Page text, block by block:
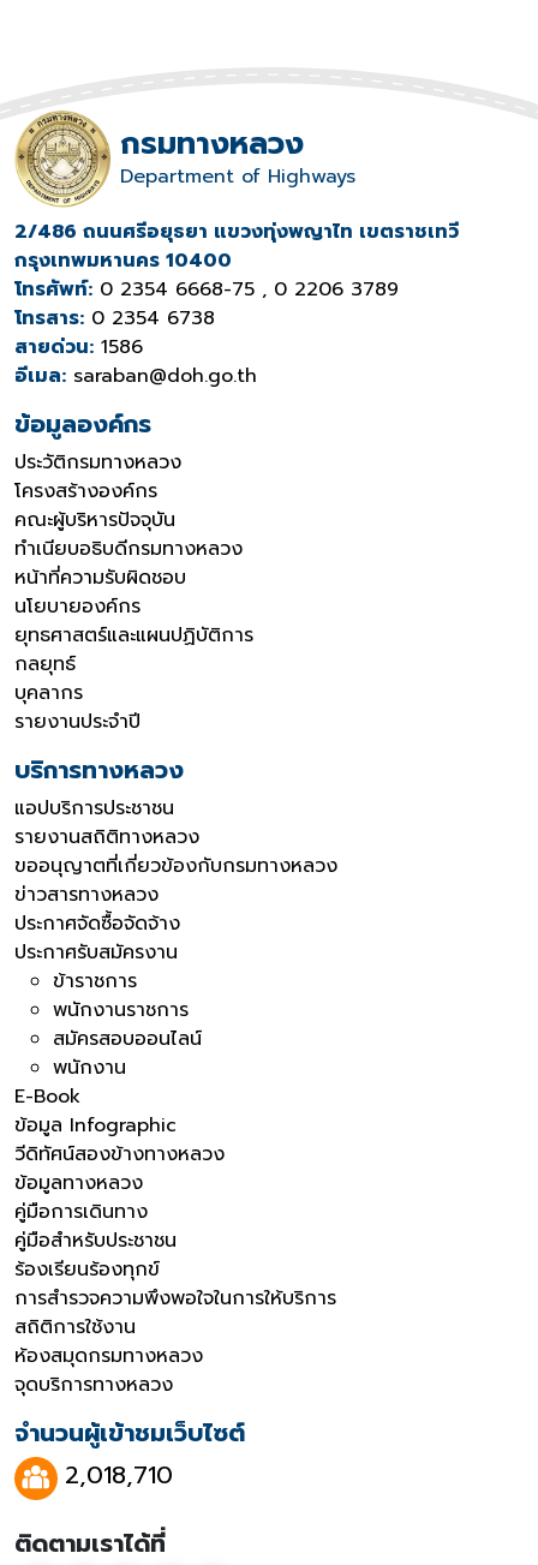
กรมทางหลวง
Department of Highways
2/486 ถนนศรีอยุธยา แขวงทุ่งพญาไท เขตราชเทวี
กรุงเทพมหานคร 10400
โทรศัพท์: 0 2354 6668-75 , 0 2206 3789
โทรสาร: 0 2354 6738
สายด่วน: 1586
อีเมล: saraban@doh.go.th
ข้อมูลองค์กร
ประวัติกรมทางหลวง
โครงสร้างองค์กร
คณะผู้บริหารปัจจุบัน
ทำเนียบอธิบดีกรมทางหลวง
หน้าที่ความรับผิดชอบ
นโยบายองค์กร
ยุทธศาสตร์และแผนปฏิบัติการ
กลยุทธ์
บุคลากร
รายงานประจำปี
บริการทางหลวง
แอปบริการประชาชน
รายงานสถิติทางหลวง
ขออนุญาตที่เกี่ยวข้องกับกรมทางหลวง
ข่าวสารทางหลวง
ประกาศจัดซื้อจัดจ้าง
ประกาศรับสมัครงาน
ข้าราชการ
พนักงานราชการ
สมัครสอบออนไลน์
พนักงาน
E-Book
ข้อมูล Infographic
วีดิทัศน์สองข้างทางหลวง
ข้อมูลทางหลวง
คู่มือการเดินทาง
คู่มือสำหรับประชาชน
ร้องเรียนร้องทุกข์
การสำรวจความพึงพอใจในการให้บริการ
สถิติการใช้งาน
ห้องสมุดกรมทางหลวง
จุดบริการทางหลวง
จำนวนผู้เข้าชมเว็บไซต์
2,018,710
ติดตามเราได้ที่